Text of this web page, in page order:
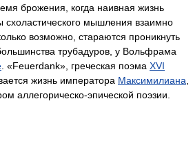
брожения, когда наивная жизнь
схоластического мышления взаимно
возможно, стараются проникнуть
трубадуров, у Вольфрама
. «Feuerdank», греческая поэма XVI
жизнь императора Максимилиана,
аллегорическо-эпической поэзии.